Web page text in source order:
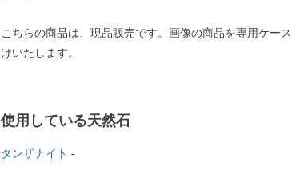
こちらの商品は、現品販売です。画像の商品を専用ケー
けいたします。
使用している天然石
タンザナイト -